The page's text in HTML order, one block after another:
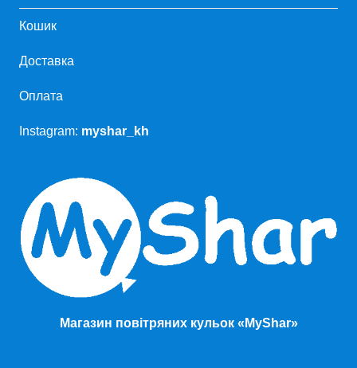
Кошик
Доставка
Оплата
Instagram: myshar_kh
Магазин повітряних кульок «MyShar»